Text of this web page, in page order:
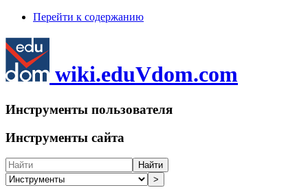
Перейти к содержанию
wiki.eduVdom.com
Инструменты пользователя
Инструменты сайта
Найти
>